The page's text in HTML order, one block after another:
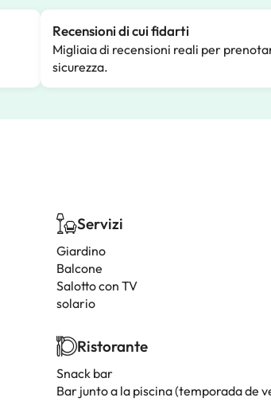
Recensioni di cui fidarti
Migliaia di recensioni reali per
sicurezza.
Servizi
Giardino
Balcone
Salotto con TV
solario
Ristorante
Snack bar
Bar junto a la piscina (temporada de